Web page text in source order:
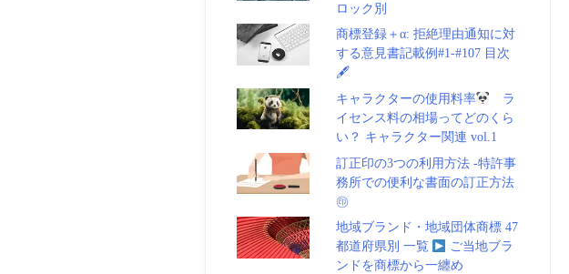
ロック別
商標登録＋α: 拒絶理由通知に対
する意見書記載例#1-#107 目次
🖋
キャラクターの使用料率
ラ
イセンス料の相場ってどのくら
い？ キャラクター関連 vol.1
訂正印の3つの利用方法 -特許事
務所での便利な書面の訂正方法
㊞
地域ブランド・地域団体商標 47
都道府県別 一覧
ご当地ブラ
ンドを商標から一纏め